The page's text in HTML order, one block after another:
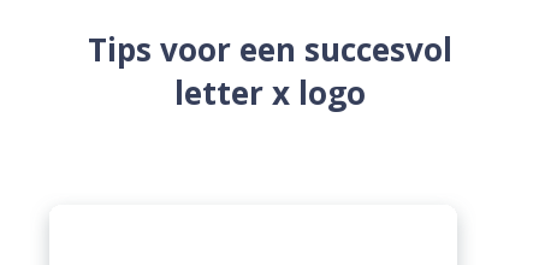
Tips voor een succesvol
letter x logo